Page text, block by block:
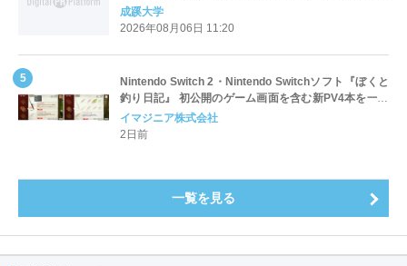
全国第1位を獲得！～実就職率は26.5%（前年比＋
4.3pt）に伸長、東京の私立大学でも10位にランクイン
成蹊大学
2026年08月06日 11:20
Nintendo Switch 2・Nintendo Switchソフト『ぼくと
釣り日記』 初公開のゲーム画面を含む新PV4本を一挙
公開！
イマジニア株式会社
2日前
一覧を見る